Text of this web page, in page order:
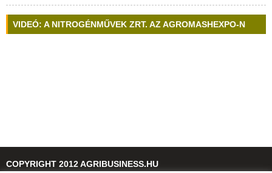
VIDEÓ: A NITROGÉNMŰVEK ZRT. AZ AGROMASHEXPO-N
COPYRIGHT 2012 AGRIBUSINESS.HU